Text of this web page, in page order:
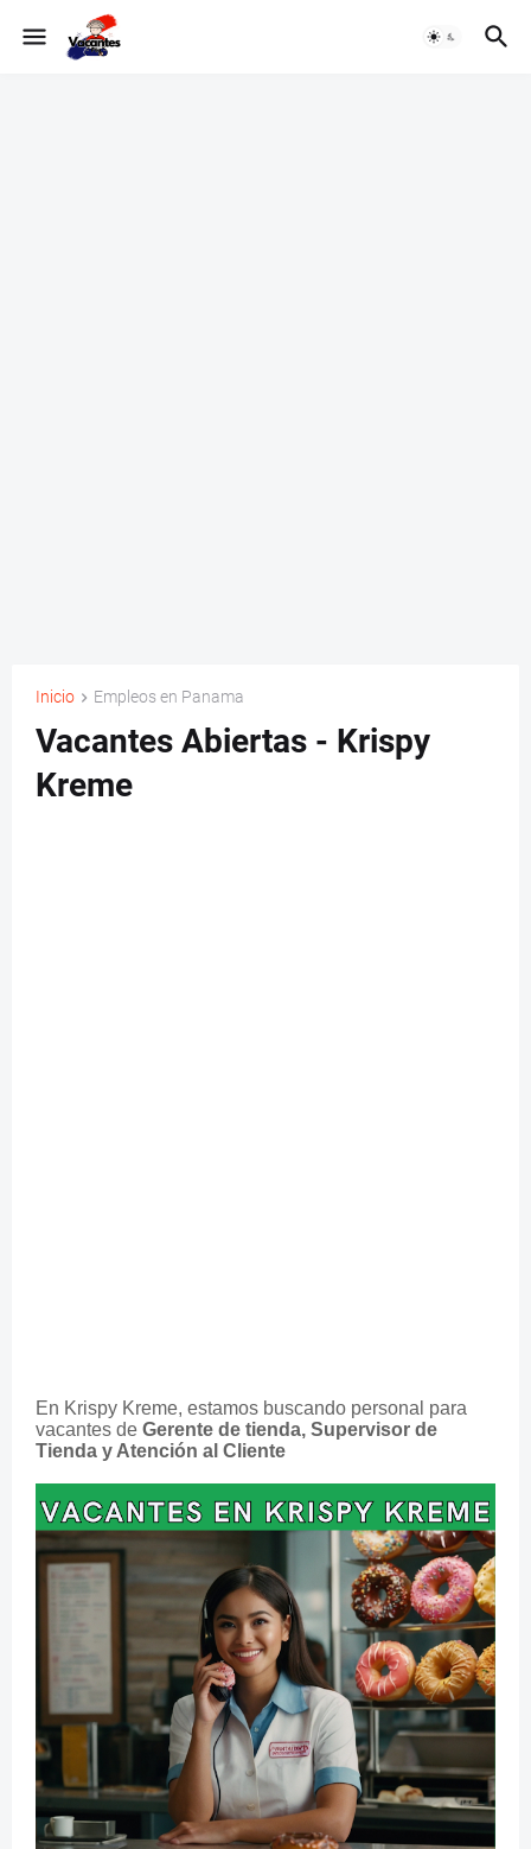
Inicio Empleos en Panama
Vacantes Abiertas - Krispy
Kreme
En Krispy Kreme, estamos buscando personal para
vacantes de Gerente de tienda, Supervisor de
Tienda y Atención al Cliente